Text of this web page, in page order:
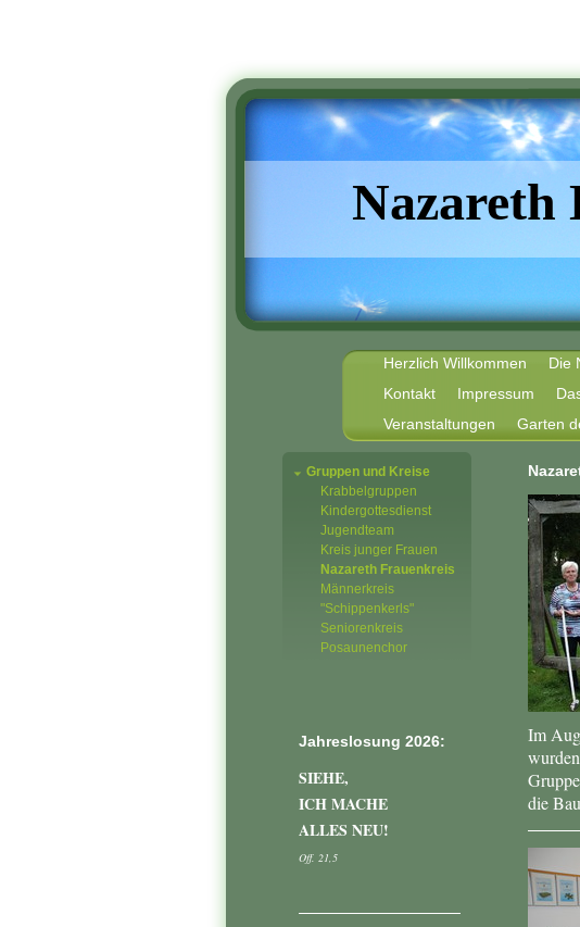
Nazareth
Herzlich Willkommen Die
Kontakt
Impressum
Veranstaltungen
Garten
Im
die
Gruppen und Kreise
Krabbelgruppen
Kindergottesdienst
Jugendteam
Kreis junger Frauen
Nazareth Frauenkreis
Männerkreis
"Schippenkerls"
Seniorenkreis
Posaunenchor
Jahreslosung 2026:
SIEHE,
ICH MACHE
ALLES NEU!
Off. 21,5